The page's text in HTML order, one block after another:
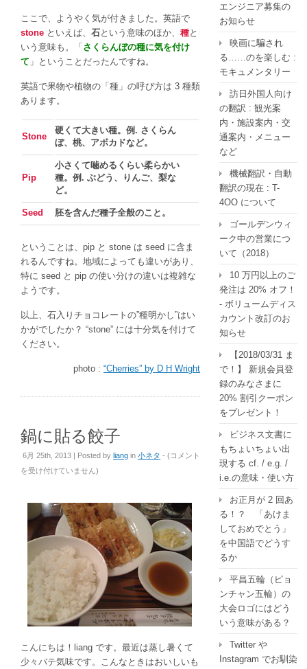
ここで、ようやく気が付きました。英語で
stone といえば、 石という意味のほか、 種と
いう意味も。「さくらんぼの種に気を付け
て 」ということだったんですね。
英語で果物や植物の「種」の呼び方は 3 種類
あります。
Stone
硬くて大きい種。例. さくらん
ぼ、桃、アボカドなど。
Pip
小さくて噛めるくらい柔らかい
種。例. ぶどう、りんご、梨な
ど。
Seed 胚を含んだ種子全般のこと。
ということは、pip と stone は seed に含ま
れるんですね。地域によっても違いがあり、
特に seed と pip の使い分けの違いは複雑な
ようです。
以上、石入りチョコレートの”種明かし”はい
かがでしたか？ “stone” には十分気を付けて
ください。
photo : “Cherries” by D H Wright
鍋に貼る餃子
6月 25th, 2013 | Posted by liang in 小ネタ - (鍋
餃
子
は
コメント
を受け付けていません)
こんにちは！liang です。最近は蒸し暑くて
少々バテ気味です。こんなときはおいしいも
エンジニア募集の
お知らせ
映画に騙され
る……のを楽しむ :
モキュメンタリー
訪日外国人向け
の翻訳 : 観光案
内・施設案内・交
通案内・メニュー
など
機械翻訳・自動
翻訳の現在 : T-
4OO について
ゴールデンウィ
ーク中の営業につ
いて（2018）
10 万円以上のご
発注は 20% オフ！
- ボリュームディス
カウント改訂のお
知らせ
【2018/03/31 ま
で！】 新規会員登
録のみなさまに
20% 割引クーポン
をプレゼント！
ビジネス文書に
もちょいちょい出
現する cf. / e.g. /
i.e.の意味・使い方
お正月が 2 回あ
る！？ 「あけま
しておめでとう」
を中国語でどうす
るか
平昌五輪（ピョ
ンチャン五輪）の
大会ロゴにはどう
いう意味がある？
Twitter や
Instagram でお馴染